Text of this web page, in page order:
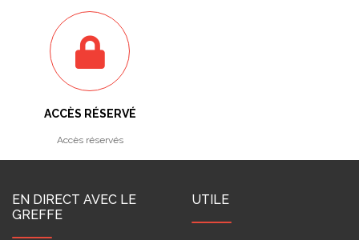
ACCÈS RÉSERVÉ
Accès réservés
EN DIRECT AVEC LE
GREFFE
UTILE